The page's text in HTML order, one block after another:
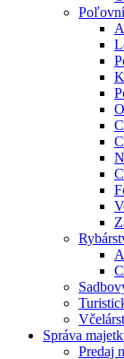
Správa
Predaj